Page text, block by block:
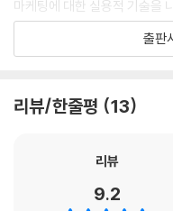
마케팅에 대한 실용적 기술을
서들이 다뤄왔던 지점을 고루
을 공유하는 사람들이 활발하
머에 있는 보다 근본적인 영역
마케팅 책의 새로운 지평을 열다
출판
리뷰/한줄평 13
리뷰
9.2